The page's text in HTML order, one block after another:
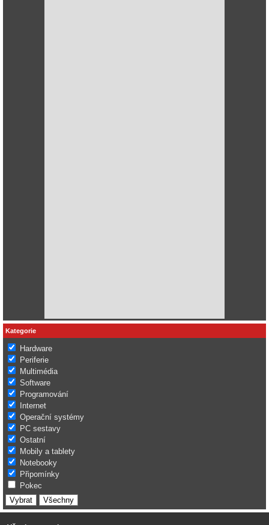
Kategorie
Hardware
Periferie
Multimédia
Software
Programování
Internet
Operační systémy
PC sestavy
Ostatní
Mobily a tablety
Notebooky
Připomínky
Pokec